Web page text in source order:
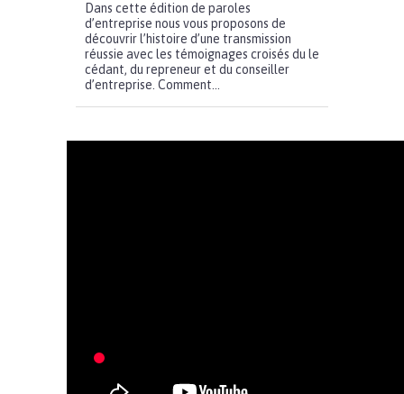
Dans cette édition de paroles
d’entreprise nous vous proposons de
découvrir l’histoire d’une transmission
réussie avec les témoignages croisés du le
cédant, du repreneur et du conseiller
d’entreprise. Comment...